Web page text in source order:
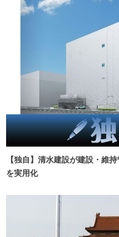
【独自】清水建設が建設・維
を実用化